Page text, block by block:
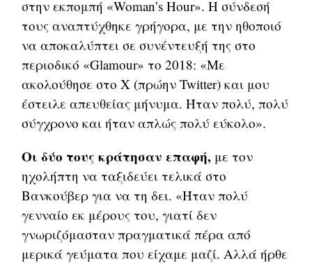
στην εκπομπή «Woman’s Hour». Η σύνδεσή
τους αναπτύχθηκε γρήγορα, με την ηθοποιό
να αποκαλύπτει σε συνέντευξή της στο
περιοδικό «Glamour» το 2018: «Με
ακολούθησε στο X (πρώην Twitter) και μου
έστειλε απευθείας μήνυμα. Ήταν πολύ, πολύ
σύγχρονο και ήταν απλώς πολύ εύκολο».
Οι δύο τους κράτησαν επαφή, με τον
ηχολήπτη να ταξιδεύει τελικά στο
Βανκούβερ για να τη δει. «Ήταν πολύ
γενναίο εκ μέρους του, γιατί δεν
γνωριζόμασταν πραγματικά πέρα από
μερικά γεύματα που είχαμε μαζί. Αλλά ήρθε